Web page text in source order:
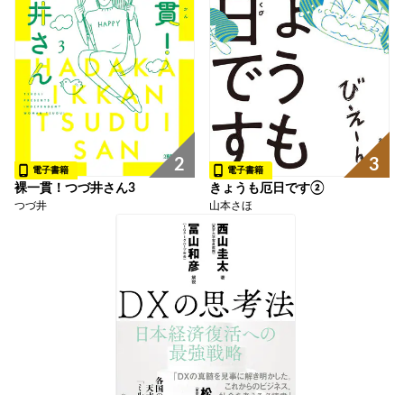
2
電子書籍
裸一貫！つづ井さん3
つづ井
3
電子書籍
きょうも厄日です②
山本さほ